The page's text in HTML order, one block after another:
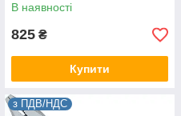
В наявності
825 ₴
Купити
з ПДВ/НДС